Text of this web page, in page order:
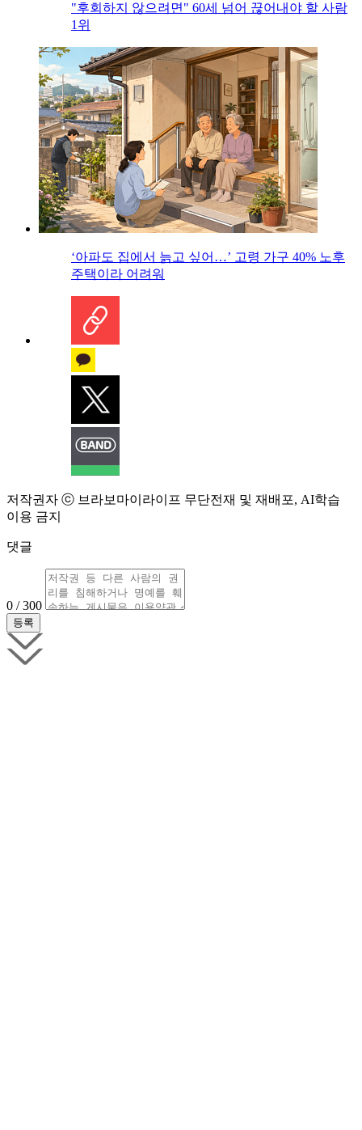
"후회하지 않으려면" 60세 넘어 끊어내야 할 사람
1위
‘아파도 집에서 늙고 싶어…’ 고령 가구 40% 노후
주택이라 어려워
저작권자 ⓒ 브라보마이라이프 무단전재 및 재배포, AI학습
이용 금지
댓글
0 / 300